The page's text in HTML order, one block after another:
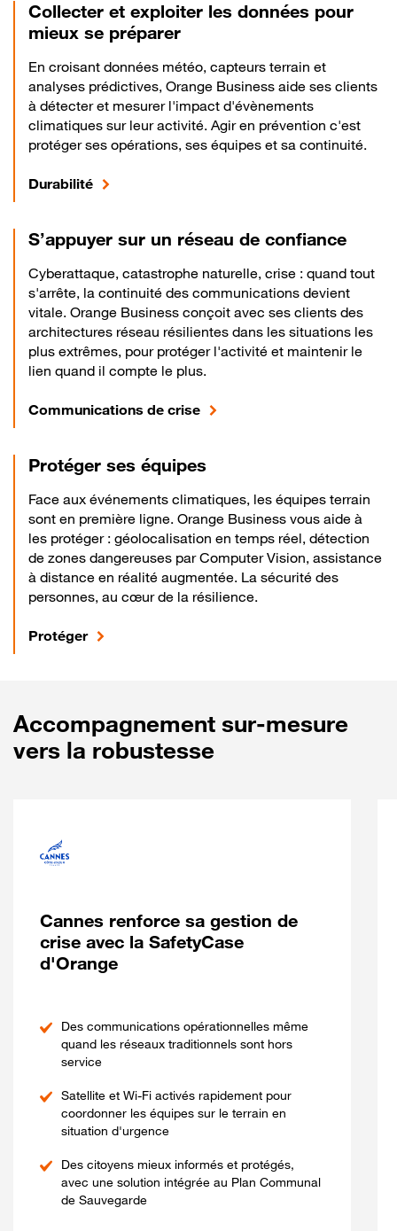
Collecter et exploiter les données pour
mieux se préparer
En croisant données météo, capteurs terrain et
analyses prédictives, Orange Business aide ses clients
à détecter et mesurer l'impact d'évènements
climatiques sur leur activité. Agir en prévention c'est
protéger ses opérations, ses équipes et sa continuité.
Durabilité
S’appuyer sur un réseau de confiance
Cyberattaque, catastrophe naturelle, crise : quand tout
s'arrête, la continuité des communications devient
vitale. Orange Business conçoit avec ses clients des
architectures réseau résilientes dans les situations les
plus extrêmes, pour protéger l'activité et maintenir le
lien quand il compte le plus.
Communications de crise
Protéger ses équipes
Face aux événements climatiques, les équipes terrain
sont en première ligne. Orange Business vous aide à
les protéger : géolocalisation en temps réel, détection
de zones dangereuses par Computer Vision, assistance
à distance en réalité augmentée. La sécurité des
personnes, au cœur de la résilience.
Protéger
Accompagnement sur-mesure
vers la robustesse
Cannes renforce sa gestion de
crise avec la SafetyCase
d'Orange
Des communications opérationnelles même
quand les réseaux traditionnels sont hors
service
Satellite et Wi-Fi activés rapidement pour
coordonner les équipes sur le terrain en
situation d'urgence
Des citoyens mieux informés et protégés,
avec une solution intégrée au Plan Communal
de Sauvegarde